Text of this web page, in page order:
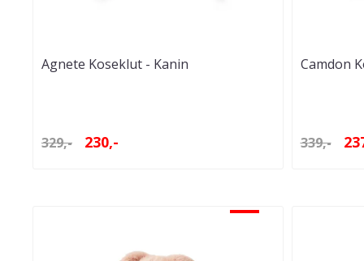
Agnete Koseklut - Kanin
329,- 230,-
Camdon
339,-
-30%